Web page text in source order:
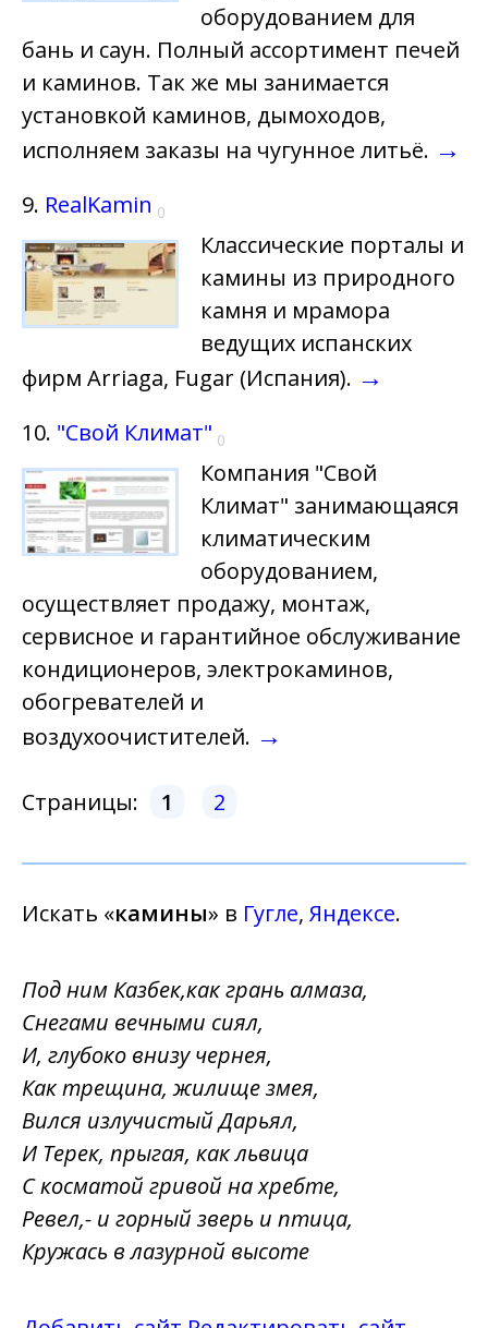
оборудованием для
бань и саун. Полный ассортимент печей
и каминов. Так же мы занимается
установкой каминов, дымоходов,
исполняем заказы на чугунное литьё. →
9. RealKamin 0
Классические порталы и
камины из природного
камня и мрамора
ведущих испанских
фирм Arriaga, Fugar (Испания). →
10. "Свой Климат" 0
Компания "Свой
Климат" занимающаяся
климатическим
оборудованием,
осуществляет продажу, монтаж,
сервисное и гарантийное обслуживание
кондиционеров, электрокаминов,
обогревателей и
воздухоочистителей. →
Страницы: 1 2
Искать «камины» в Гугле, Яндексе.
Под ним Казбек,как грань алмаза,
Снегами вечными сиял,
И, глубоко внизу чернея,
Как трещина, жилище змея,
Вился излучистый Дарьял,
И Терек, прыгая, как львица
С косматой гривой на хребте,
Ревел,- и горный зверь и птица,
Кружась в лазурной высоте